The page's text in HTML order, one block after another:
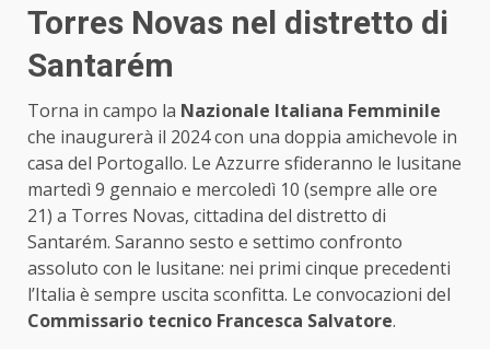
Torres Novas nel distretto di
Santarém
Torna in campo la Nazionale Italiana Femminile
che inaugurerà il 2024 con una doppia amichevole in
casa del Portogallo. Le Azzurre sfideranno le lusitane
martedì 9 gennaio e mercoledì 10 (sempre alle ore
21) a Torres Novas, cittadina del distretto di
Santarém. Saranno sesto e settimo confronto
assoluto con le lusitane: nei primi cinque precedenti
l’Italia è sempre uscita sconfitta. Le convocazioni del
Commissario tecnico Francesca Salvatore.